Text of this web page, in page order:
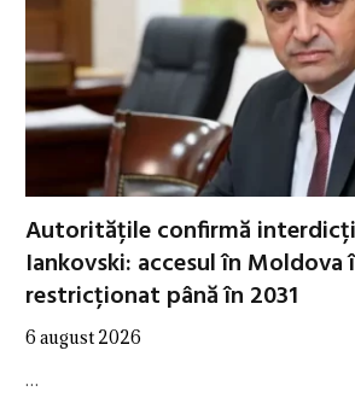
Autoritățile confirmă
Iankovski: accesul în Moldova
restricționat până în 2031
6 august 2026
…